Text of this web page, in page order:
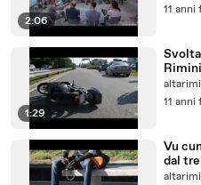
2:06
11 anni
1:29
11 anni
Vu
dal